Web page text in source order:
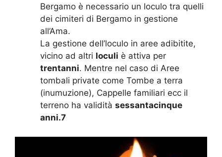
Bergamo è necessario un loculo tra quelli
dei cimiteri di Bergamo in gestione
all’Ama.
La gestione dell’loculo in aree adibitite,
vicino ad altri loculi è attiva per
trentanni. Mentre nel caso di Aree
tombali private come Tombe a terra
(inumuzione), Cappelle familiari ecc il
terreno ha validità sessantacinque
anni.7